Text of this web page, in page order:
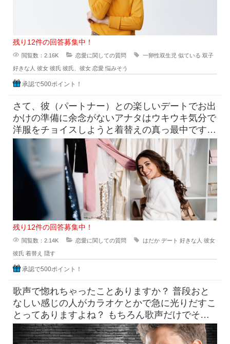
残り12件の回答募集中！
閲覧数：2.16K 恋愛に関しての質問 一卵性双生児 似ている 双子
好きな人 彼女 彼氏 彼氏、彼女 恋愛 悩みそう
承認で500ポイント！
さて、彼（パートナー）との楽しいデートでお出
かけの準備に余念がないアナタはウキウキ気分で
洋服をチョイスしようと着替えの真っ最中です！
そこへ素っ裸にちかい状態でい
残り12件の回答募集中！
閲覧数：2.14K 恋愛に関しての質問 はだか デート 好きな人 彼女
彼氏 着替え 隠す
承認で500ポイント！
歌声で惚れちゃったことありますか？ 普段おと
なしい感じの人がカラオケとかで急に光りだすこ
とってありますよね？ もちろん歌声だけでその
他の要素は無視できる